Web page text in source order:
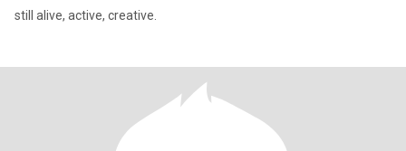
still alive, active, creative.